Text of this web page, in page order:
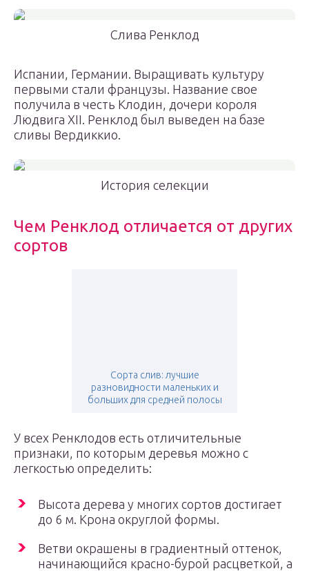
Слива Ренклод
Испании, Германии. Выращивать культуру
первыми стали французы. Название свое
получила в честь Клодин, дочери короля
Людвига ХІІ. Ренклод был выведен на базе
сливы Вердиккио.
История селекции
Чем Ренклод отличается от других
сортов
Сорта слив: лучшие
разновидности маленьких и
больших для средней полосы
У всех Ренклодов есть отличительные
признаки, по которым деревья можно с
легкостью определить:
Высота дерева у многих сортов достигает
до 6 м. Крона округлой формы.
Ветви окрашены в градиентный оттенок,
начинающийся красно-бурой расцветкой, а